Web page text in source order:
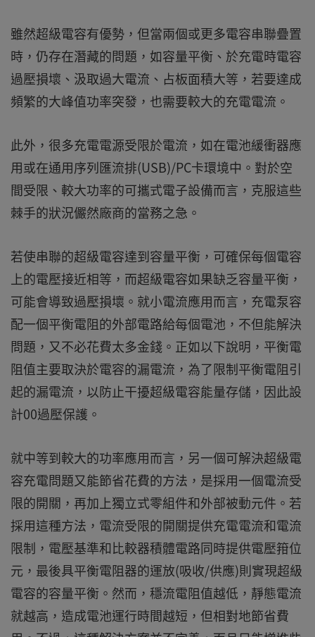
雖然超級電容有優勢，但當兩個或更多電容串聯疊置
時，仍存在潛藏的問題，如容量平衡、於充電時電容
過壓損壞、汲取過大電流、占板面積大等，若要達成
頻繁的大峰值功率突發，也需要較大的充電電流。
此外，很多充電電源受限於電流，如在電池緩衝器應
用或在通用序列匯流排(USB)/PC卡環境中。對於空
間受限、較大功率的可攜式電子設備而言，克服這些
棘手的狀況儼然廠商的當務之急。
若使串聯的超級電容達到容量平衡，可確保每個電容
上的電壓接近相等，而超級電容如果缺乏容量平衡，
可能會導致過壓損壞。就小電流應用而言，充電泵容
配一個平衡電阻的外部電路給每個電池，不但能解決
問題，又不必花費太多金錢。正如以下說明，平衡電
阻值主要取決於電容的漏電流，為了限制平衡電阻引
起的漏電流，以防止干擾超級電容能量存儲，因此設
計00過壓保護。
就中等到較大的功率應用而言，另一個可解決超級電
容充電問題又能節省花費的方法，是採用一個電流受
限的開關，再加上獨立式零組件和外部被動元件。若
採用這種方法，電流受限的開關提供充電電流和電流
限制，電壓基準和比較器積體電路同時提供電壓箝位
元，最後具平衡電阻器的運放(吸收/供應)則實現超級
電容的容量平衡。然而，穩流電阻值越低，靜態電流
就越高，造成電池運行時間越短，但相對地節省費